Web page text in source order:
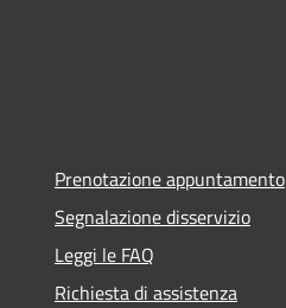
Prenotazione appuntamento
Segnalazione disservizio
Leggi le FAQ
Richiesta di assistenza